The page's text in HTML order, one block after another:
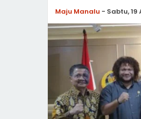
Maju Manalu - Sabtu, 19